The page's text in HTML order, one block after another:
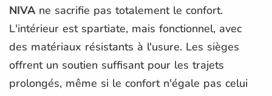
NIVA ne sacrifie pas totalement le confort.
L'intérieur est spartiate, mais fonctionnel, avec
des matériaux résistants à l'usure. Les sièges
offrent un soutien suffisant pour les trajets
prolongés, même si le confort n'égale pas celui